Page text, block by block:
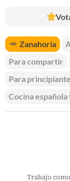
🥕 Zanahoria
Para compartir
Para
Cocina
Trabajo